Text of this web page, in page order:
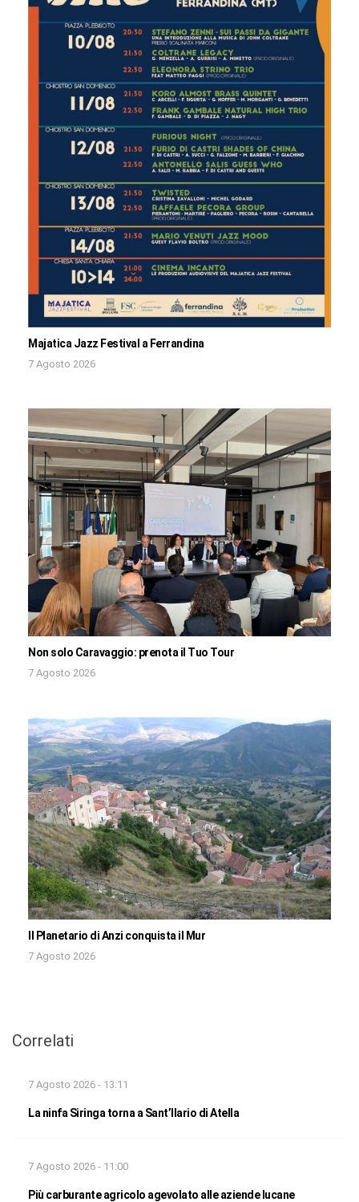
Majatica Jazz Festival a Ferrandina
7 Agosto 2026
Non solo Caravaggio: prenota il Tuo Tour
7 Agosto 2026
Il Planetario di Anzi conquista il Mur
7 Agosto 2026
Correlati
7 Agosto 2026 - 13:11
La ninfa Siringa torna a Sant’Ilario di Atella
7 Agosto 2026 - 11:00
Più carburante agricolo agevolato alle aziende lucane